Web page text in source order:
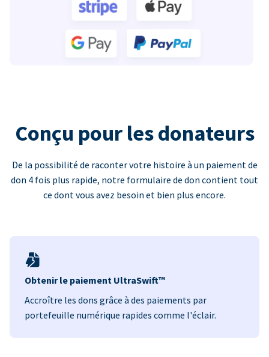
Conçu pour les donateurs
De la possibilité de raconter votre histoire à un paiement de
don 4 fois plus rapide, notre formulaire de don contient tout
ce dont vous avez besoin et bien plus encore.
Obtenir le paiement UltraSwift™
Accroître les dons grâce à des paiements par
portefeuille numérique rapides comme l'éclair.